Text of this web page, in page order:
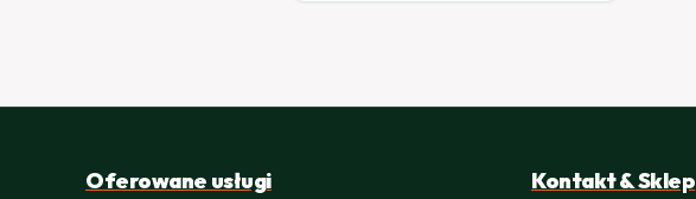
Oferowane usługi Kontakt & Sklep